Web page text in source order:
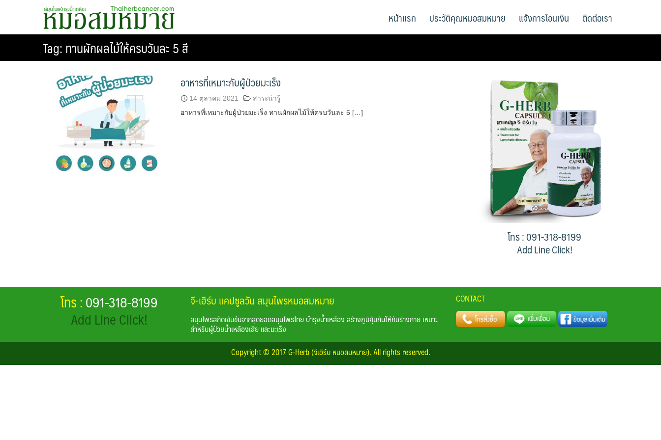
G-HERB หมอสมหมาย
สมุนไพรบำรุงน้ำเหลือง สร้างภูมิคุ้มกันให้กับร่างกาย หน้าแรก ประวัติคุณหมอสมหมาย แจ้งการโอนเงิน ติดต่อเรา
Tag:ทานผักผลไม้ให้ครบวันละ 5 สี
อาหารที่เหมาะกับผู้ป่วยมะเร็ง
14 ตุลาคม 2021
สาระน่ารู้
อาหารที่เหมาะกับผู้ป่วยมะเร็ง ทานผักผลไม้ให้ครบวันละ 5 […]
โทร : 091-318-8199
Add Line Click!
โทร :091-318-8199
Add Line Click!
จี-เฮิร์บ แคปซูลวัน สมุนไพรหมอสมหมาย
สมุนไพรสกัดเข้มข้นจากสุดยอดสมุนไพรไทย บำรุงน้ำเหลือง สร้างภูมิคุ้มกันให้กับร่างกาย เหมาะ
สำหรับผู้ป่วยน้ำเหลืองเสีย และมะเร็ง
CONTACT
Copyright © 2017 G-Herb (จีเฮิร์บ หมอสมหมาย). All rights reserved.